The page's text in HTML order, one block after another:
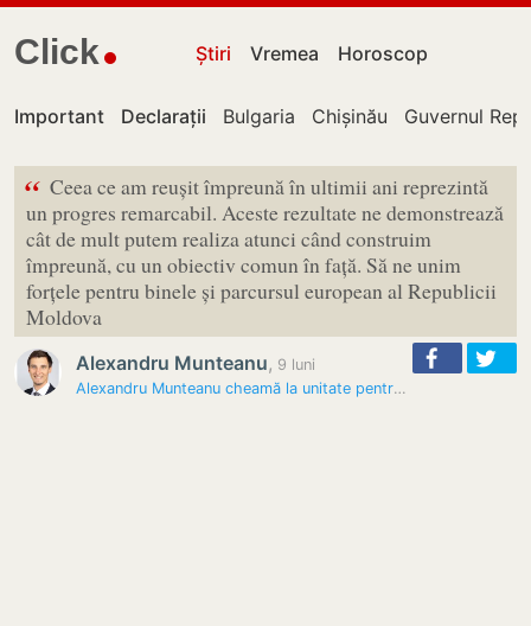
Click Știri Vremea Horoscop
Important Declarații Bulgaria Chișinău Guvernul
“ Ceea ce am reușit împreună în ultimii ani reprezintă
un progres remarcabil. Aceste rezultate ne demonstrează
cât de mult putem realiza atunci când construim
împreună, cu un obiectiv comun în față. Să ne unim
forțele pentru binele și parcursul european al Republicii
Moldova
Alexandru Munteanu, 9 luni
Alexandru Munteanu cheamă la unitate pentru un viitor european al…